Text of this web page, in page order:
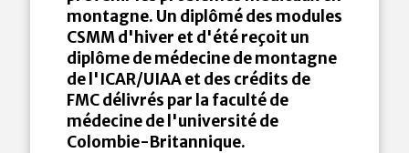
montagne. Un diplômé des modules
CSMM d'hiver et d'été reçoit un
diplôme de médecine de montagne
de l'ICAR/UIAA et des crédits de
FMC délivrés par la faculté de
médecine de l'université de
Colombie-Britannique.